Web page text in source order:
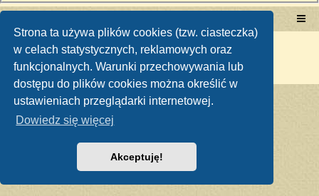
Strona ta używa plików cookies (tzw. ciasteczka)
w celach statystycznych, reklamowych oraz
funkcjonalnych. Warunki przechowywania lub
dostępu do plików cookies można określić w
ustawieniach przeglądarki internetowej.
Dowiedz się więcej
Akceptuję!
Technologię dostarcza phpBB ® Forum Software © phpBB Limited
Polski pakiet językowy dostarcza
Zasady ochrony danych osobowych|Regulamin